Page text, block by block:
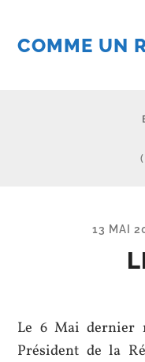
COMME UN
13 MAI
Le 6 Mai dernier
Président de la